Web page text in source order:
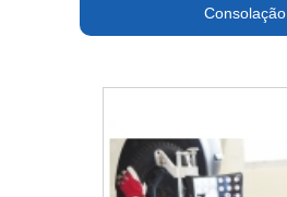
Consolação